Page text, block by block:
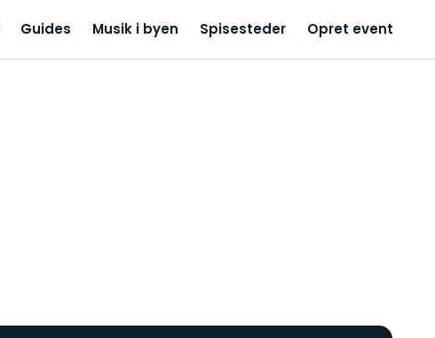
Guides Musik i byen Spisesteder Opret event